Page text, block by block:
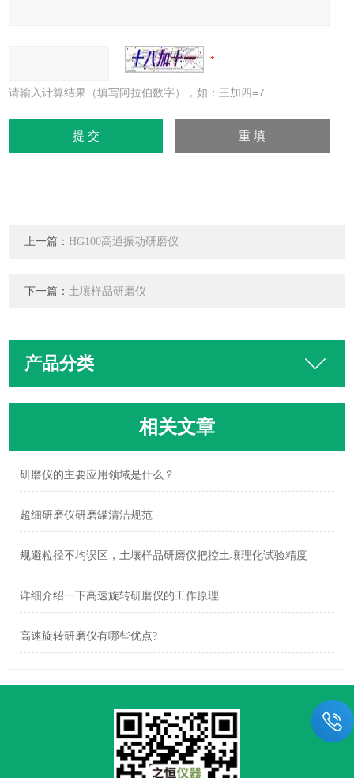
请输入计算结果（填写阿拉伯数字），如：三加四=7
上一篇： HG100高通振动研磨仪
下一篇： 土壤样品研磨仪
产品分类
相关文章
研磨仪的主要应用领域是什么？
超细研磨仪研磨罐清洁规范
规避粒径不均误区，土壤样品研磨仪把控土壤理化试验精度
详细介绍一下高速旋转研磨仪的工作原理
高速旋转研磨仪有哪些优点?